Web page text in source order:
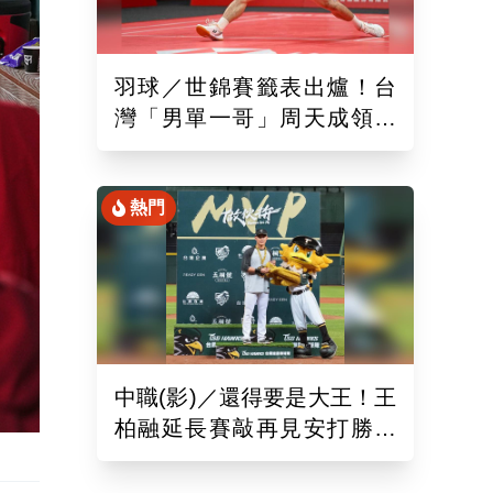
羽球／世錦賽籤表出爐！台
灣「男單一哥」周天成領軍
率15組台將遠赴印度拚戰
熱門
中職(影)／還得要是大王！王
柏融延長賽敲再見安打勝桃
猿 終止對戰5連敗